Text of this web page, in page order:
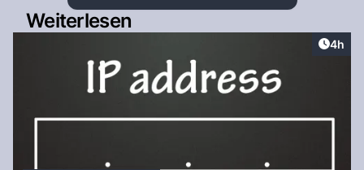
Weiterlesen
4h